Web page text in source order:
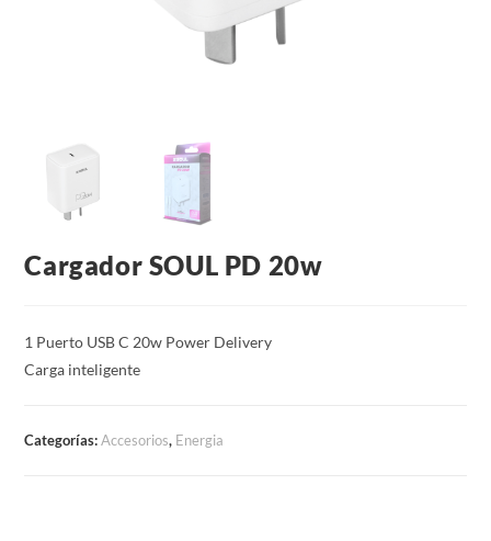
Cargador SOUL PD 20w
1 Puerto USB C 20w Power Delivery
Carga inteligente
Categorías:Accesorios, Energia